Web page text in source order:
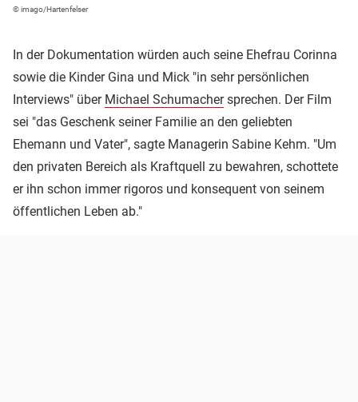
© imago/Hartenfelser
In der Dokumentation würden auch seine Ehefrau Corinna
sowie die Kinder Gina und Mick "in sehr persönlichen
Interviews" über Michael Schumachersprechen. Der Film
sei "das Geschenk seiner Familie an den geliebten
Ehemann und Vater", sagte Managerin Sabine Kehm. "Um
den privaten Bereich als Kraftquell zu bewahren, schottete
er ihn schon immer rigoros und konsequent von seinem
öffentlichen Leben ab."